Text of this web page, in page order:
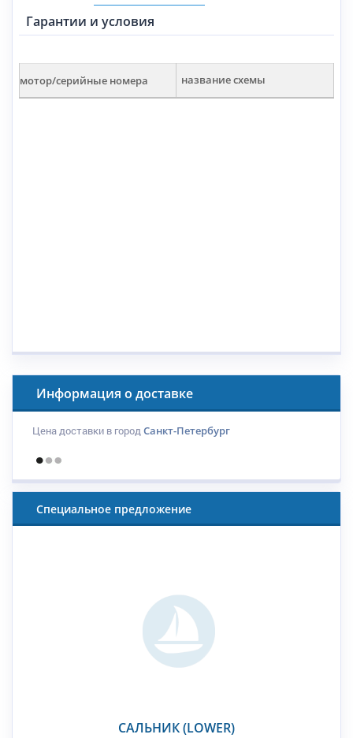
Гарантии и условия
мотор/серийные номера название схемы
Информация о доставке
Цена доставки в городСанкт-Петербург
Специальное предложение
САЛЬНИК (LOWER)